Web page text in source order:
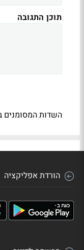
תוכן התגובה
השדות המסומנים
הורדת אפליקציה